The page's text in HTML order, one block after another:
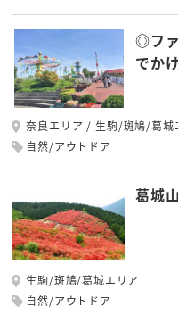
◎フ
でか
奈良エリア 生駒/斑鳩/葛城
自然/アウトドア
葛城
生駒/斑鳩/葛城エリア
自然/アウトドア